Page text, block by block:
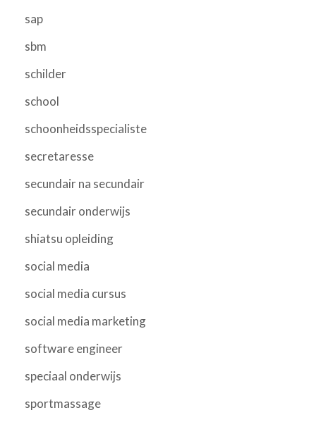
sap
sbm
schilder
school
schoonheidsspecialiste
secretaresse
secundair na secundair
secundair onderwijs
shiatsu opleiding
social media
social media cursus
social media marketing
software engineer
speciaal onderwijs
sportmassage